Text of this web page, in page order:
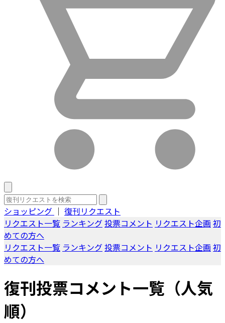
ショッピング ｜ 復刊リクエスト
リクエスト一覧 ランキング投票コメント リクエスト企画 初
めての方へ
リクエスト一覧 ランキング投票コメント リクエスト企画 初
めての方へ
復刊投票コメント一覧（人気
順）